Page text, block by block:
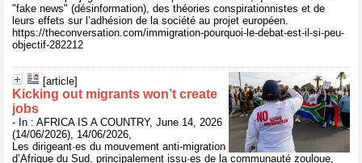
"fake news" (désinformation), des théories conspirationnistes et de
leurs effets sur l’adhésion de la société au projet européen.
https://theconversation.com/immigration-pourquoi-le-debat-est-il-si-peu-
objectif-282212
[article]
Kicking out migrants won’t create
jobs
- In : AFRICA IS A COUNTRY, June 14, 2026
(14/06/2026), 14/06/2026,
Les dirigeant·es du mouvement anti-migration
d’Afrique du Sud, principalement issu·es de la communauté zouloue,